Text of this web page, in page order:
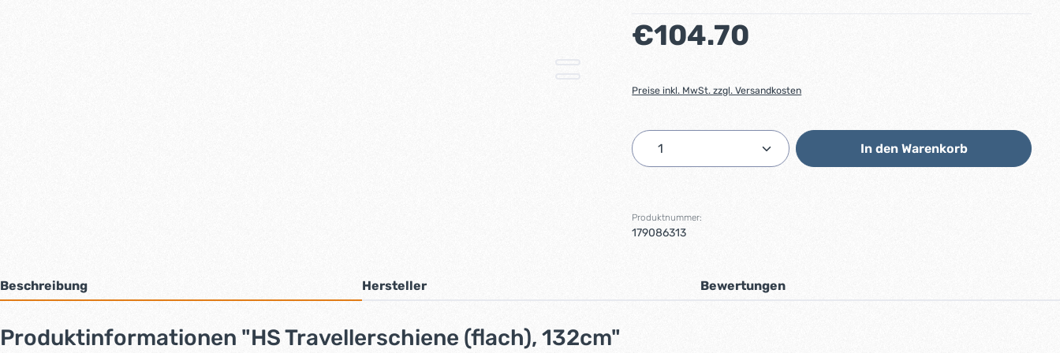
Regulärer Preis:
€104.70
Preise inkl. MwSt. zzgl. Versandkosten
Produkt Anzahl: Gib den gewünschten Wert ein
In den Warenkorb
Produktnummer:
179086313
Beschreibung Hersteller Bewertungen
Produktinformationen "HS Travellerschiene (flach), 132cm"